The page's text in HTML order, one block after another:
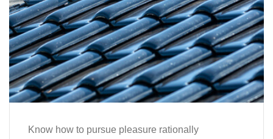
Know how to pursue pleasure rationally